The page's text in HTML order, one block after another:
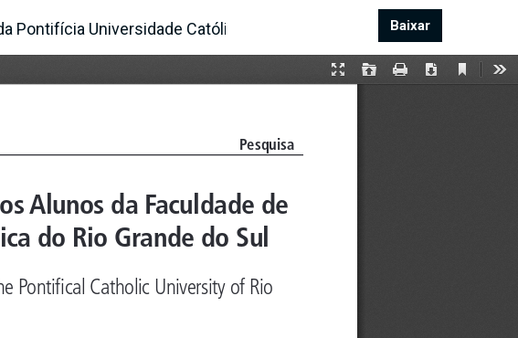
Pontifícia Universidade Católica do Rio Grande do SulBaixarBaixar PDF